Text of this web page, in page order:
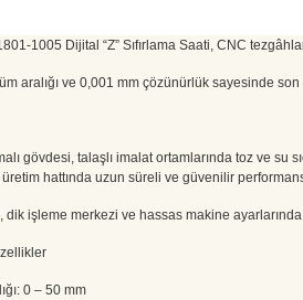
1005 Dijital “Z” Sıfırlama Saati, CNC
aralığı ve 0,001 mm çözünürlük sayesinde
gövdesi, talaşlı imalat ortamlarında toz ve su
hattında uzun süreli ve güvenilir
dik işleme merkezi ve hassas makine
0 – 50 mm